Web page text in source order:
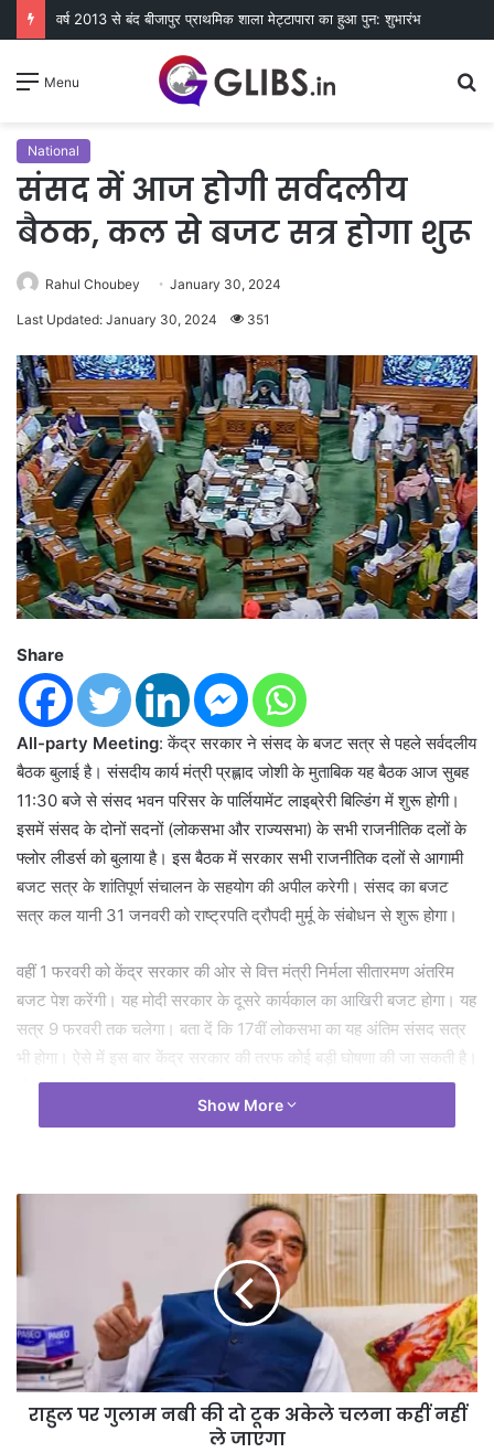
वर्ष 2013 से बंद बीजापुर प्राथमिक शाला मेट्टापारा का हुआ पुन: शुभारंभ
Menu
National
संसद में आज होगी सर्वदलीय
बैठक, कल से बजट सत्र होगा शुरू
Rahul Choubey January 30, 2024
Last Updated: January 30, 2024 351
Share
All-party Meeting: केंद्र सरकार ने संसद के बजट सत्र से पहले सर्वदलीय
बैठक बुलाई है। संसदीय कार्य मंत्री प्रह्लाद जोशी के मुताबिक यह बैठक आज सुबह
11:30 बजे से संसद भवन परिसर के पार्लियामेंट लाइब्रेरी बिल्डिंग में शुरू होगी।
इसमें संसद के दोनों सदनों (लोकसभा और राज्यसभा) के सभी राजनीतिक दलों के
फ्लोर लीडर्स को बुलाया है। इस बैठक में सरकार सभी राजनीतिक दलों से आगामी
बजट सत्र के शांतिपूर्ण संचालन के सहयोग की अपील करेगी। संसद का बजट
सत्र कल यानी 31 जनवरी को राष्ट्रपति द्रौपदी मुर्मू के संबोधन से शुरू होगा।
वहीं 1 फरवरी को केंद्र सरकार की ओर से वित्त मंत्री निर्मला सीतारमण अंतरिम
बजट पेश करेंगी। यह मोदी सरकार के दूसरे कार्यकाल का आखिरी बजट होगा। यह
सत्र 9 फरवरी तक चलेगा। बता दें कि 17वीं लोकसभा का यह अंतिम संसद सत्र
भी होगा। ऐसे में इस बार केंद्र सरकार की तरफ कोई बड़ी घोषणा की जा सकती है।
गौरतलब है कि संसद के शीतकालीन सत्र के दौरान सत्ता पक्ष और विपक्ष के बीच
जमकर हंगामा हुआ था। उस दौरान संसद के दोनों सदनों के बीच कई अहम बिलों
सर्वदलीय बैठक
Show More
राहुल पर गुलाम नबी की दो टूक अकेले चलना कहीं नहीं
ले जाएगा